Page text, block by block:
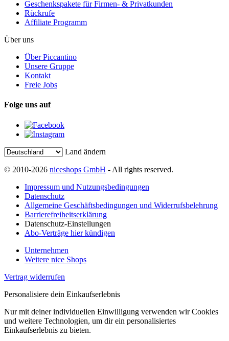
Geschenkspakete für Firmen- & Privatkunden
Rückrufe
Affiliate Programm
Über uns
Über Piccantino
Unsere Gruppe
Kontakt
Freie Jobs
Folge uns auf
Land ändern
© 2010-2026 niceshops GmbH - All rights reserved.
Impressum und Nutzungsbedingungen
Datenschutz
Allgemeine Geschäftsbedingungen und Widerrufsbelehrung
Barrierefreiheitserklärung
Datenschutz-Einstellungen
Abo-Verträge hier kündigen
Unternehmen
Weitere nice Shops
Vertrag widerrufen
Personalisiere dein Einkaufserlebnis
Nur mit deiner individuellen Einwilligung verwenden wir Cookies
und weitere Technologien, um dir ein personalisiertes
Einkaufserlebnis zu bieten.